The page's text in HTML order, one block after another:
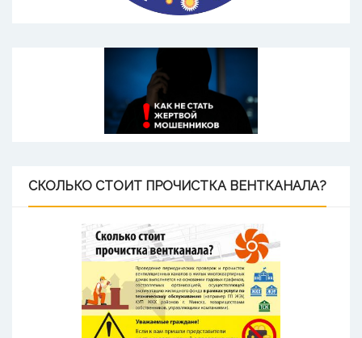
СКОЛЬКО СТОИТ ПРОЧИСТКА ВЕНТКАНАЛА?